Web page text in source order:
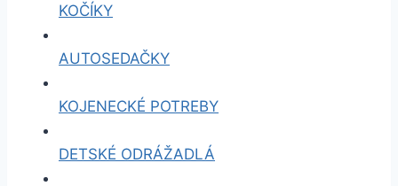
KOČÍKY
AUTOSEDAČKY
KOJENECKÉ POTREBY
DETSKÉ ODRÁŽADLÁ